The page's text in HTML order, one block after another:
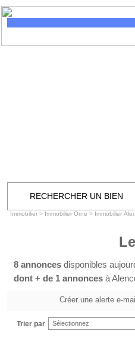
RECHERCHER UN BIEN
Immobilier > Immobilier Orne > Immobilier
8 annonces disponibles
dont + de 1 annonces à
Créer une alerte e-mail
Trier par Sélectionnez